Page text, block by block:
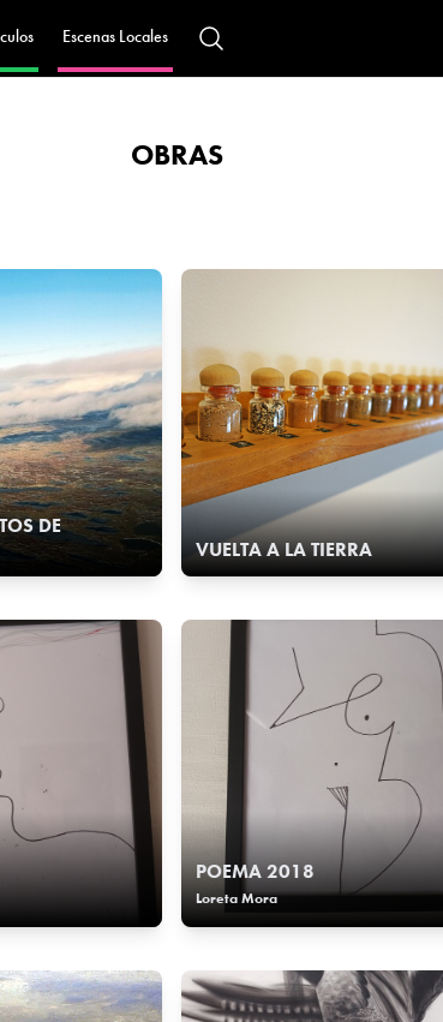
Escenas Locales
OBRAS
DE
VUELTA A LA TIERRA
POEMA 2018
Loreta Mora